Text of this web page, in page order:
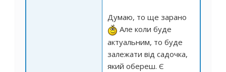
Думаю, то ще зарано
Але коли буде
актуальним, то буде
залежати від садочка,
який обереш. Є